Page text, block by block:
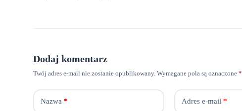
Dodaj komentarz
Twój adres e-mail nie zostanie opublikowany. Wymagane pola są oznaczone*
Nazwa * Adres e-mail *